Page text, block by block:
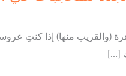
(والقريب منها) إذا كنتِ
[…]